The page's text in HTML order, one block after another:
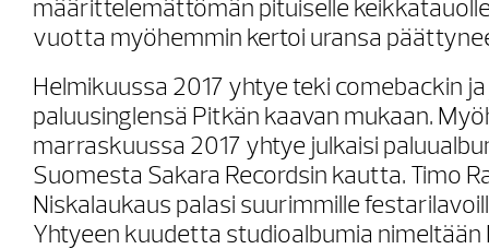
määrittelemättömän pituiselle
vuotta myöhemmin kertoi uransa
Helmikuussa 2017 yhtye teki comebackin ja
paluusinglensä Pitkän kaavan mukaan.
marraskuussa 2017 yhtye julkaisi
Suomesta Sakara Recordsin kautta. Timo
Niskalaukaus palasi suurimmille
Yhtyeen kuudetta studioalbumia